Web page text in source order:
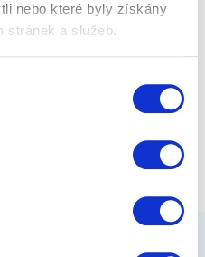
nebo které byly získány
stránek a služeb.